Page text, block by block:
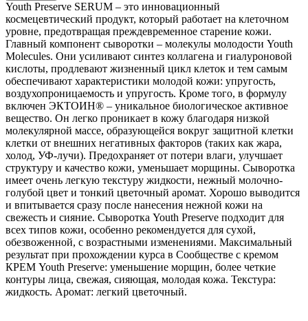
Youth Preserve SERUM – это инновационный
космецевтический продукт, который работает на клеточном
уровне, предотвращая преждевременное старение кожи.
Главный компонент сыворотки – молекулы молодости Youth
Molecules. Они усиливают синтез коллагена и гиалуроновой
кислоты, продлевают жизненный цикл клеток и тем самым
обеспечивают характеристики молодой кожи: упругость,
воздухопроницаемость и упругость. Кроме того, в формулу
включен ЭКТОИН® – уникальное биологическое активное
вещество. Он легко проникает в кожу благодаря низкой
молекулярной массе, образующейся вокруг защитной клетки
клетки от внешних негативных факторов (таких как жара,
холод, УФ-лучи). Предохраняет от потери влаги, улучшает
структуру и качество кожи, уменьшает морщины. Сыворотка
имеет очень легкую текстуру жидкости, нежный молочно-
голубой цвет и тонкий цветочный аромат. Хорошо выводится
и впитывается сразу после нанесения нежной кожи на
свежесть и сияние. Сыворотка Youth Preserve подходит для
всех типов кожи, особенно рекомендуется для сухой,
обезвоженной, с возрастными изменениями. Максимальный
результат при прохождении курса в Сообществе с кремом
КРЕМ Youth Preserve: уменьшение морщин, более четкие
контуры лица, свежая, сияющая, молодая кожа. Текстура:
жидкость. Аромат: легкий цветочный.